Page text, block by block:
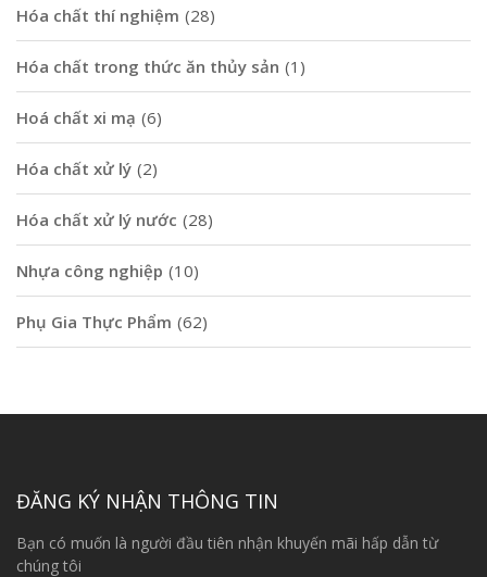
Hóa chất thí nghiệm (28)
Hóa chất trong thức ăn thủy sản (1)
Hoá chất xi mạ (6)
Hóa chất xử lý (2)
Hóa chất xử lý nước (28)
Nhựa công nghiệp (10)
Phụ Gia Thực Phẩm (62)
ĐĂNG KÝ NHẬN THÔNG TIN
Bạn có muốn là người đầu tiên nhận khuyến mãi hấp dẫn từ
chúng tôi